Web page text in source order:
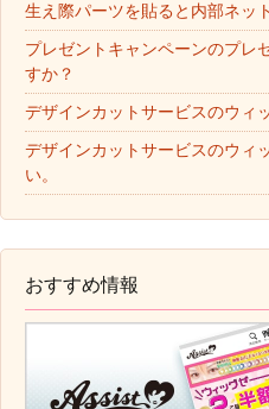
生え際パーツを貼ると内部ネッ
プレゼントキャンペーンのプレ
すか？
デザインカットサービスのウィ
デザインカットサービスのウィ
い。
おすすめ情報